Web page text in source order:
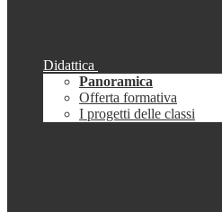
Didattica
Panoramica
Offerta formativa
I progetti delle classi